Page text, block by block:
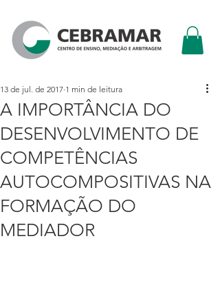
A IMPORTÂNCIA DO
DESENVOLVIMENTO DE
COMPETÊNCIAS
AUTOCOMPOSITIVAS NA
FORMAÇÃO DO
MEDIADOR
13 de jul. de 2017 1 min de leitura